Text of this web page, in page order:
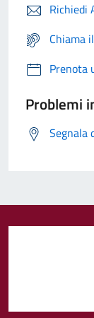
Richiedi
Chiama
Prenota
Problemi
Segnala